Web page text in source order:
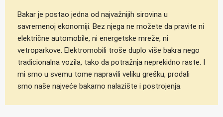
Bakar je postao jedna od najvažnijih sirovina u
savremenoj ekonomiji. Bez njega ne možete da pravite ni
električne automobile, ni energetske mreže, ni
vetroparkove. Elektromobili troše duplo više bakra nego
tradicionalna vozila, tako da potražnja neprekidno raste. I
mi smo u svemu tome napravili veliku grešku, prodali
smo naše najveće bakarno nalazište i postrojenja.